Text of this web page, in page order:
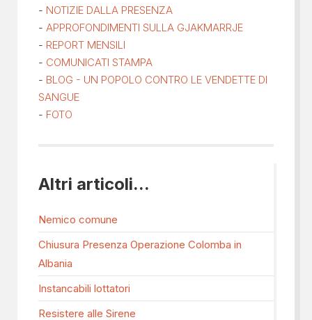
- NOTIZIE DALLA PRESENZA
- APPROFONDIMENTI SULLA GJAKMARRJE
- REPORT MENSILI
- COMUNICATI STAMPA
- BLOG - UN POPOLO CONTRO LE VENDETTE DI
SANGUE
- FOTO
Altri articoli...
Nemico comune
Chiusura Presenza Operazione Colomba in
Albania
Instancabili lottatori
Resistere alle Sirene